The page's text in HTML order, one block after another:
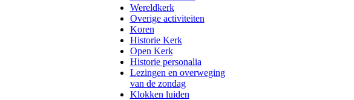
Wereldkerk
Overige activiteiten
Koren
Historie Kerk
Open Kerk
Historie personalia
Lezingen en overweging
van de zondag
Klokken luiden